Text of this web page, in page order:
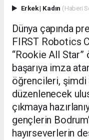
Erkek| Kadın (Haberi
Dünya çapında
FIRST Robotics
“Rookie All Star”
başarıya imza
öğrencileri, şimdi
düzenlenecek
çıkmaya
gençlerin
hayırseverlerin